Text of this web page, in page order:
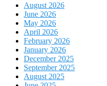
August 2026
June 2026
May 2026
April 2026
February 2026
January 2026
December 2025
September 2025
August 2025